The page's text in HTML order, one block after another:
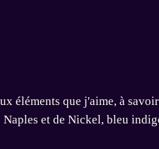
éléments que j'aime, à
et de Nickel, bleu